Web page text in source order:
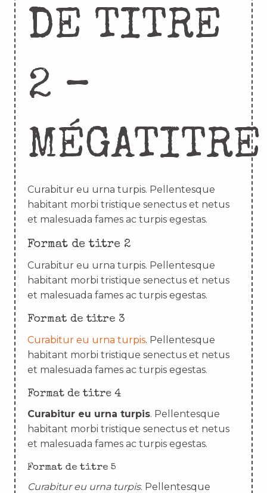
DE TITRE
2 –
MÉGATITRE
Curabitur eu urna turpis. Pellentesque
habitant morbi tristique senectus et netus
et malesuada fames ac turpis egestas.
Format de titre 2
Curabitur eu urna turpis. Pellentesque
habitant morbi tristique senectus et netus
et malesuada fames ac turpis egestas.
Format de titre 3
Curabitur eu urna turpis. Pellentesque
habitant morbi tristique senectus et netus
et malesuada fames ac turpis egestas.
Format de titre 4
Curabitur eu urna turpis. Pellentesque
habitant morbi tristique senectus et netus
et malesuada fames ac turpis egestas.
Format de titre 5
Curabitur eu urna turpis. Pellentesque